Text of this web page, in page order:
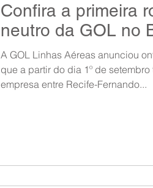
Confira a primeira
neutro da GOL no
A GOL Linhas Aéreas anunciou
que a partir do dia 1º de
empresa entre Recife-Fernando...